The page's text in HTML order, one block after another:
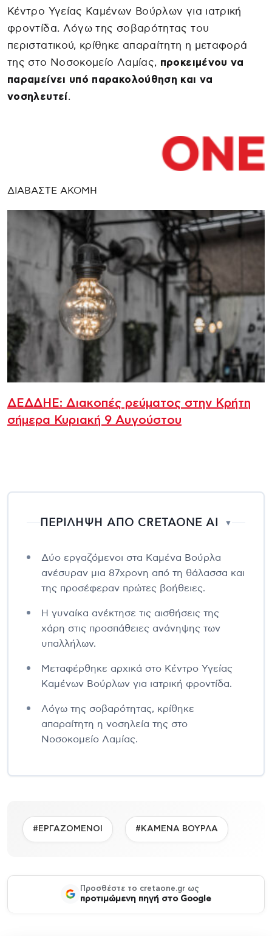
Κέντρο Υγείας Καμένων Βούρλων για ιατρική
φροντίδα. Λόγω της σοβαρότητας του
περιστατικού, κρίθηκε απαραίτητη η μεταφορά
της στο Νοσοκομείο Λαμίας, προκειμένου να
παραμείνει υπό παρακολούθηση και να
νοσηλευτεί.
ΔΙΑΒΑΣΤΕ ΑΚΟΜΗ
ΔΕΔΔΗΕ: Διακοπές ρεύματος στην Κρήτη
σήμερα Κυριακή 9 Αυγούστου
ΠΕΡΙΛΗΨΗ ΑΠΟ CRETAONE AI ▼
Δύο εργαζόμενοι στα Καμένα Βούρλα
ανέσυραν μια 87χρονη από τη θάλασσα και
της προσέφεραν πρώτες βοήθειες.
Η γυναίκα ανέκτησε τις αισθήσεις της
χάρη στις προσπάθειες ανάνηψης των
υπαλλήλων.
Μεταφέρθηκε αρχικά στο Κέντρο Υγείας
Καμένων Βούρλων για ιατρική φροντίδα.
Λόγω της σοβαρότητας, κρίθηκε
απαραίτητη η νοσηλεία της στο
Νοσοκομείο Λαμίας.
#ΕΡΓΑΖΟΜΕΝΟΙ #ΚΑΜΕΝΑ ΒΟΥΡΛΑ
Προσθέστε το cretaone.gr ως
προτιμώμενη πηγή στο Google